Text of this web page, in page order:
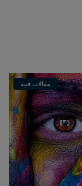
مقالات فنية